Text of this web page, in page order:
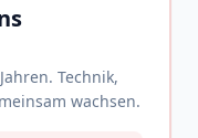
Technik,
wachsen.